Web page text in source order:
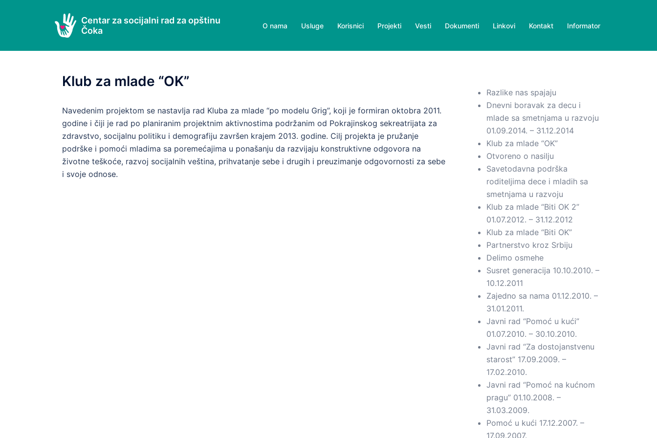
Centar za socijalni rad za opštinu
Čoka
O nama Usluge Korisnici Projekti Vesti Dokumenti Linkovi Kontakt Informator
Klub za mlade “OK”
Navedenim projektom se nastavlja rad Kluba za mlade “po modelu Grig”, koji je formiran oktobra 2011.
godine i čiji je rad po planiranim projektnim aktivnostima podržanim od Pokrajinskog sekreatrijata za
zdravstvo, socijalnu politiku i demografiju završen krajem 2013. godine. Cilj projekta je pružanje
podrške i pomoći mladima sa poremećajima u ponašanju da razvijaju konstruktivne odgovora na
životne teškoće, razvoj socijalnih veština, prihvatanje sebe i drugih i preuzimanje odgovornosti za sebe
i svoje odnose.
Razlike nas spajaju
Dnevni boravak za decu i
mlade sa smetnjama u razvoju
01.09.2014. – 31.12.2014
Klub za mlade “OK”
Otvoreno o nasilju
Savetodavna podrška
roditeljima dece i mladih sa
smetnjama u razvoju
Klub za mlade “Biti OK 2”
01.07.2012. – 31.12.2012
Klub za mlade “Biti OK”
Partnerstvo kroz Srbiju
Delimo osmehe
Susret generacija 10.10.2010. –
10.12.2011
Zajedno sa nama 01.12.2010. –
31.01.2011.
Javni rad “Pomoć u kući”
01.07.2010. – 30.10.2010.
Javni rad “Za dostojanstvenu
starost” 17.09.2009. –
17.02.2010.
Javni rad “Pomoć na kućnom
pragu” 01.10.2008. –
31.03.2009.
Pomoć u kući 17.12.2007. –
17.09.2007.